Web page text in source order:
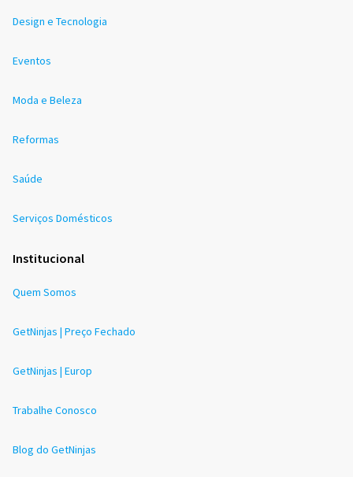
Design e Tecnologia
Eventos
Moda e Beleza
Reformas
Saúde
Serviços Domésticos
Institucional
Quem Somos
GetNinjas | Preço Fechado
GetNinjas | Europ
Trabalhe Conosco
Blog do GetNinjas